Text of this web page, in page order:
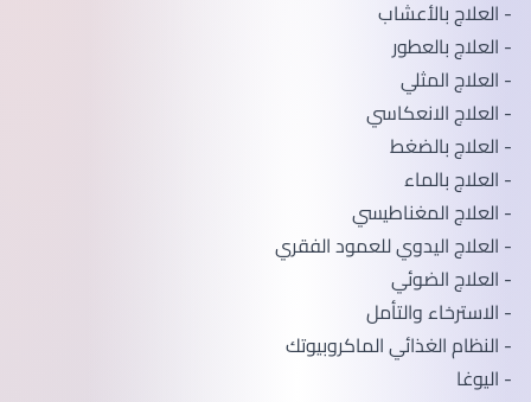
- العلاج بالأعشاب
- العلاج بالعطور
- العلاج المثلي
- العلاج الانعكاسي
- العلاج بالضغط
- العلاج بالماء
- العلاج المغناطيسي
- العلاج اليدوي للعمود الفقري
- العلاج الضوئي
- الاسترخاء والتأمل
- النظام الغذائي الماكروبيوتك
- اليوغا